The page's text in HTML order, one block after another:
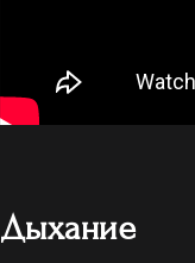
Дыхание